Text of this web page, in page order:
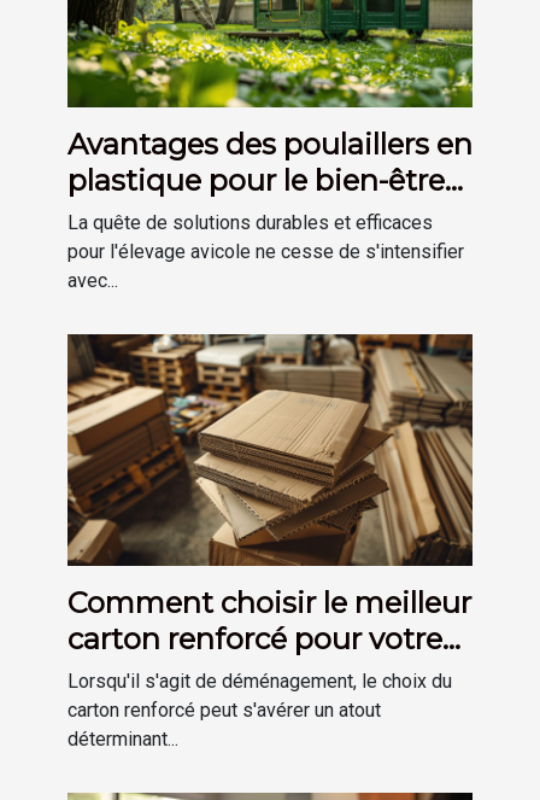
Avantages des poulaillers en
plastique pour le bien-être
des poules
La quête de solutions durables et efficaces
pour l'élevage avicole ne cesse de s'intensifier
avec...
Comment choisir le meilleur
carton renforcé pour votre
déménagement
Lorsqu'il s'agit de déménagement, le choix du
carton renforcé peut s'avérer un atout
déterminant...